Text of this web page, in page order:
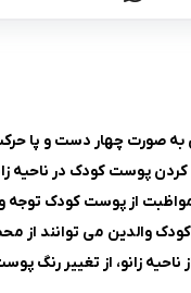
به صورت چهار دست و پا
پوست کودک در ناحیه
از پوست کودک توجه
والدین می توانند از
از ناحیه زانو، از تغییر